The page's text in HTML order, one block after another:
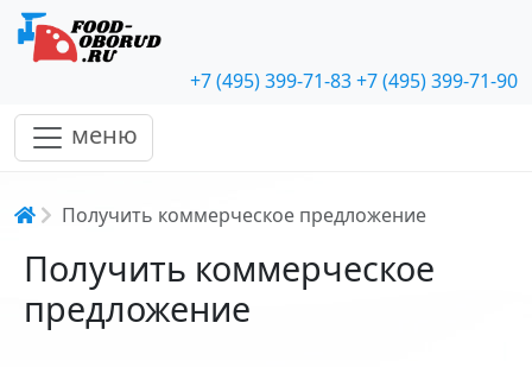
+7 (495) 399-71-83+7 (495) 399-71-90
меню
Строка навигации
Получить коммерческое предложение
Получить коммерческое
предложение